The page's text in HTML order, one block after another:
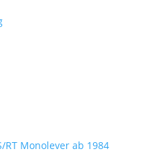
RT Monolever ab 1984